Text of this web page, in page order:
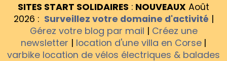
SITES START SOLIDAIRES : NOUVEAUX Août
2026 : Surveillez votre domaine d'activité |
Gérez votre blog par mail | Créez une
newsletter | location d'une villa en Corse |
varbike location de vélos électriques & balades